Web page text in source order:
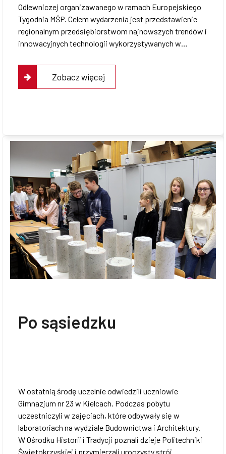
Odlewniczej organizawanego w ramach Europejskiego
Tygodnia MŚP. Celem wydarzenia jest przedstawienie
regionalnym przedsiębiorstwom najnowszych trendów i
innowacyjnych technologii wykorzystywanych w…
Zobacz więcej
Po sąsiedzku
W ostatnią środę uczelnie odwiedzili uczniowie
Gimnazjum nr 23 w Kielcach. Podczas pobytu
uczestniczyli w zajęciach, które odbywały się w
laboratoriach na wydziale Budownictwa i Architektury.
W Ośrodku Historii i Tradycji poznali dzieje Politechniki
Świętokrzyskiej i przymierzali uroczysty strój